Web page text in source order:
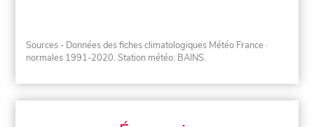
Sources - Données des fiches climatologiques Météo France ·
normales 1991-2020. Station météo: BAINS.